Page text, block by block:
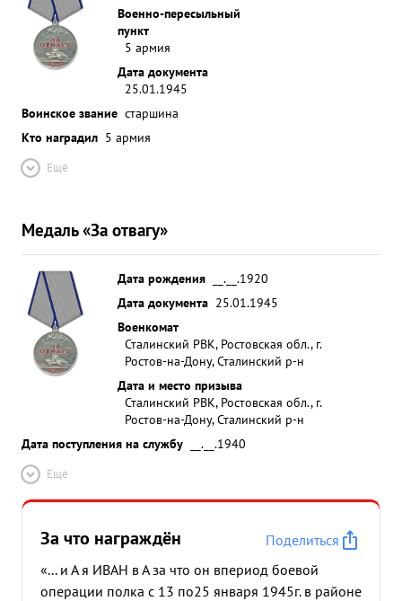
Военно-пересыльный
пункт
5 армия
Дата документа
25.01.1945
Воинское звание старшина
Кто наградил 5 армия
Ещё
Медаль «За отвагу»
Дата рождения
__.__.1920
Дата документа 25.01.1945
Военкомат
Сталинский РВК, Ростовская обл., г.
Ростов-на-Дону, Сталинский р-н
Дата и место призыва
Сталинский РВК, Ростовская обл., г.
Ростов-на-Дону, Сталинский р-н
Дата поступления на службу
__.__.1940
Ещё
За что награждён
Поделиться
«... и А я ИВАН в А за что он впериод боевой
операции полка с 13 по25 января 1945г. в районе